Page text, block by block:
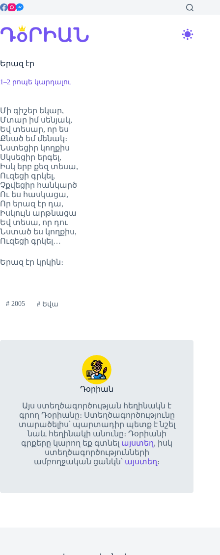
Skip
to
Երազ էր
1–2 րոպե կարդալու
Մի գիշեր եկար,
Մտար իմ սենյակ,
Եվ տեսար, որ ես
Քնած եմ մենակ։
Նստեցիր կողքիս
Սկսեցիր երգել,
Իսկ երբ քեզ տեսա,
Ուզեցի գրկել,
Չքվեցիր հանկարծ
Ու ես հասկացա,
Որ երազ էր դա,
Իսկույն արթնացա
Եվ տեսա, որ դու
Նստած ես կողքիս,
Ուզեցի գրկել…
Երազ էր կրկին։
#2005 #Եվա
Դօրիան
Այս ստեղծագործության հեղինակն է
գրող Դօրիանը։ Ստեղծագործությունը
տարածելիս՝ պարտադիր պետք է նշել
նաև հեղինակի անունը։ Դօրիանի
գրքերը կարող եք գտնել այստեղ, իսկ
ստեղծագործությունների
ամբողջական ցանկն՝ այստեղ։